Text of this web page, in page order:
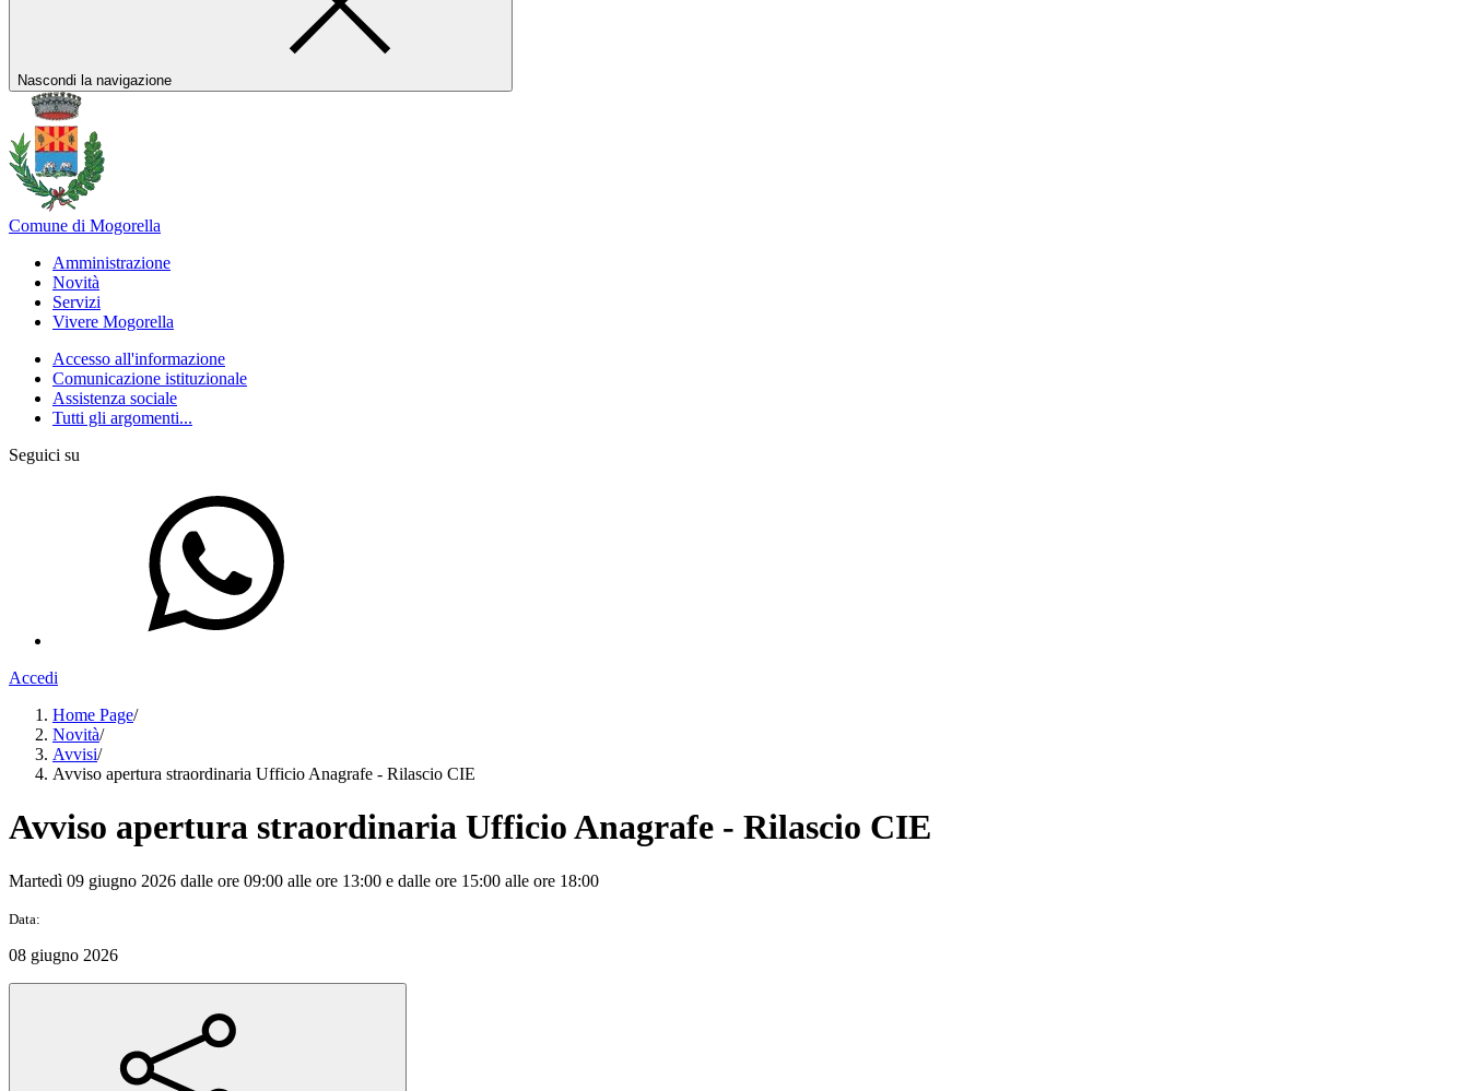
Nascondi la navigazione
Comune di Mogorella
Amministrazione
Novità
Servizi
Vivere Mogorella
Accesso all'informazione
Comunicazione istituzionale
Assistenza sociale
Tutti gli argomenti...
Seguici su
Accedi
Home Page/
Novità/
Avvisi/
Avviso apertura straordinaria Ufficio Anagrafe - Rilascio CIE
Avviso apertura straordinaria Ufficio Anagrafe - Rilascio CIE
Martedì 09 giugno 2026 dalle ore 09:00 alle ore 13:00 e dalle ore 15:00 alle ore 18:00
Data:
08 giugno 2026